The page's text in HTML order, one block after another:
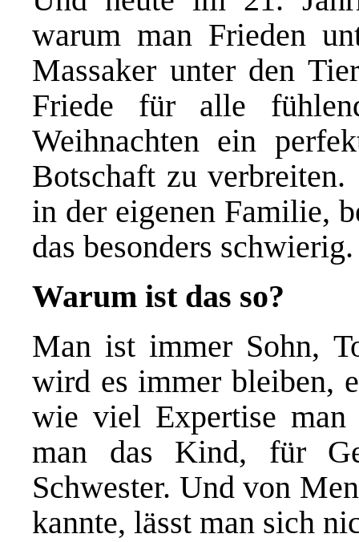
warum man Frieden
Massaker unter den
Friede für alle
Weihnachten ein
Botschaft zu
in der eigenen Familie,
das besonders schwierig.
Warum ist das so?
Man ist immer Sohn,
wird es immer bleiben,
wie viel Expertise
man das Kind, für
Schwester. Und von
kannte, lässt man sich